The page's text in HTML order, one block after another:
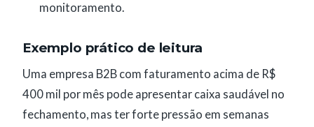
monitoramento.
Exemplo prático de leitura
Uma empresa B2B com faturamento acima de R$
400 mil por mês pode apresentar caixa saudável no
fechamento, mas ter forte pressão em semanas